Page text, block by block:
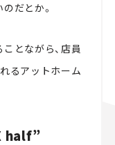
だとか。
とながら、店員
るアットホーム
half”